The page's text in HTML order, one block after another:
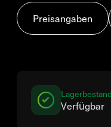
Preisangaben
Lagerbestand
Verfügbar